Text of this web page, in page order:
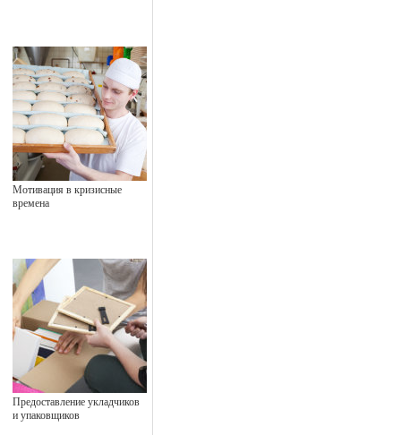
Мотивация в кризисные
времена
Предоставление укладчиков
и упаковщиков